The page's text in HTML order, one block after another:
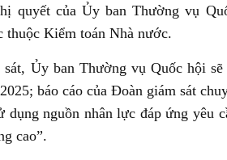
quyết của Ủy ban Thường vụ
thuộc Kiểm toán Nhà nước.
Ủy ban Thường vụ Quốc hội
báo cáo của Đoàn giám sát
dụng nguồn nhân lực đáp ứng yêu
cao”.